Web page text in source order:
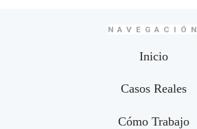
NAVEGACIÓN
Inicio
Casos Reales
Cómo Trabajo